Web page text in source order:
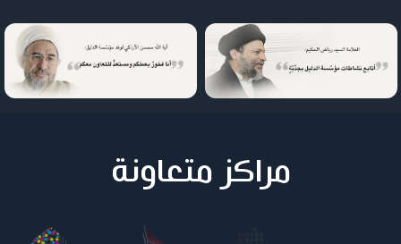
مراكز متعاونة